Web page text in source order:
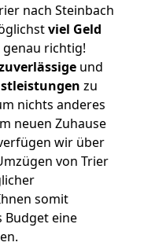
nach Steinbach
viel Geld
genau richtig!
und
zu
nichts anderes
neuen Zuhause
wir über
von Trier
somit
Budget eine